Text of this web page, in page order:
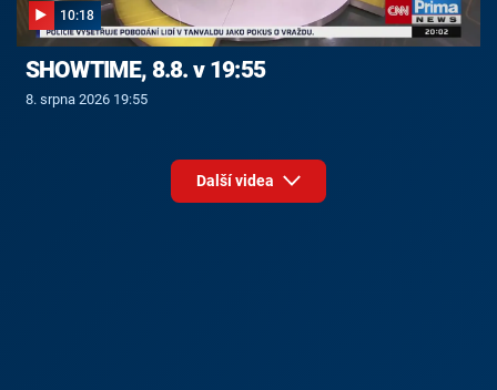
10:18
SHOWTIME, 8.8. v 19:55
8. srpna 2026 19:55
Další videa